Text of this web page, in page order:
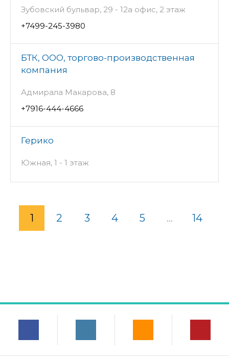
Зубовский бульвар, 29 - 12а офис, 2 этаж
+7499-245-3980
БТК, ООО, торгово-производственная
компания
Адмирала Макарова, 8
+7916-444-4666
Герико
Южная, 1 - 1 этаж
1 2 3 4 5 ... 14